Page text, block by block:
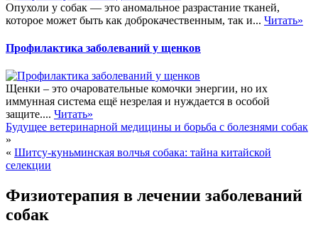
Опухоли у собак — это аномальное разрастание тканей,
которое может быть как доброкачественным, так и... Читать»
Профилактика заболеваний у щенков
Щенки – это очаровательные комочки энергии, но их
иммунная система ещё незрелая и нуждается в особой
защите.... Читать»
Будущее ветеринарной медицины и борьба с болезнями собак
»
« Шитсу-куньминская волчья собака: тайна китайской
селекции
Физиотерапия в лечении заболеваний
собак